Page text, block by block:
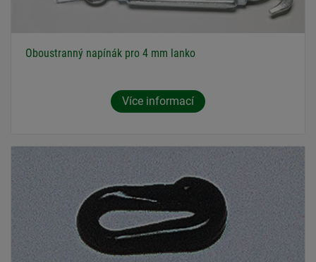
Oboustranný napínák pro 4 mm lanko
Více informací